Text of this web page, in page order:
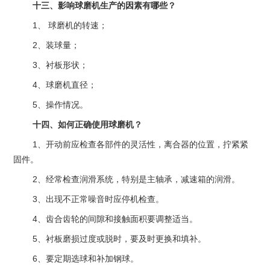
十三、影响球磨机生产的因素有哪些？
1、 球磨机的转速；
2、装球量；
3、衬板形状；
4、球磨机直径；
5、操作情况。
十四、如何正确使用球磨机？
1、开动前应检查各部件的灵活性，离合器的位置，拧紧紧
固件。
2、经常检查润滑系统，特别是主轴承，减速箱的润滑。
3、出现不正常噪音时应停机检查。
4、齿合齿轮的间隙和接触面积要调整适当。
5、衬板磨损过度或脱时，要及时更换和填补。
6、要定期选球和补加钢球。